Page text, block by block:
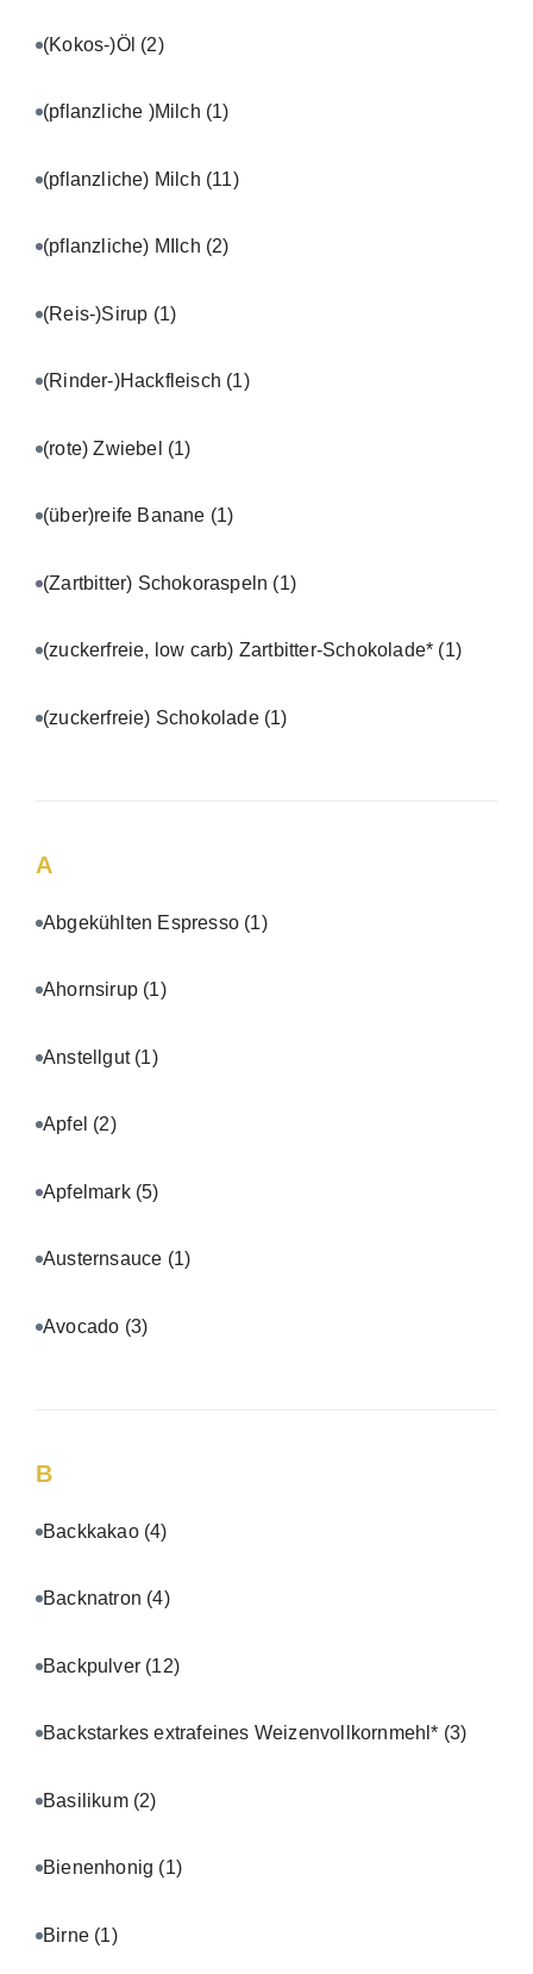
(Kokos-)Öl (2)
(pflanzliche )Milch (1)
(pflanzliche) Milch (11)
(pflanzliche) MIlch (2)
(Reis-)Sirup (1)
(Rinder-)Hackfleisch (1)
(rote) Zwiebel (1)
(über)reife Banane (1)
(Zartbitter) Schokoraspeln (1)
(zuckerfreie, low carb) Zartbitter-Schokolade* (1)
(zuckerfreie) Schokolade (1)
A
Abgekühlten Espresso (1)
Ahornsirup (1)
Anstellgut (1)
Apfel (2)
Apfelmark (5)
Austernsauce (1)
Avocado (3)
B
Backkakao (4)
Backnatron (4)
Backpulver (12)
Backstarkes extrafeines Weizenvollkornmehl* (3)
Basilikum (2)
Bienenhonig (1)
Birne (1)